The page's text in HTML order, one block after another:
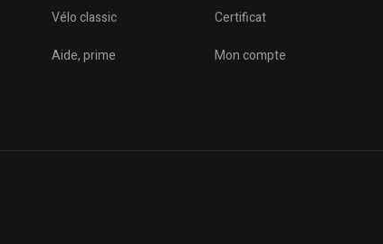
Vélo classic
Aide, prime
Certificat
Mon compte